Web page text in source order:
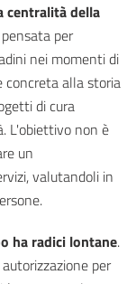
centralità della
per
nei momenti di
concreta alla storia
di cura
L'obiettivo non è
un
valutandoli in
ha radici lontane.
per